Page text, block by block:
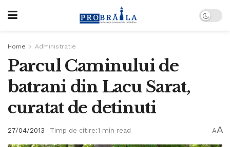
Home Administratie
Parcul Caminului de
batrani din Lacu Sarat,
curatat de detinuti
27/04/2013 Timp de citire:1 min read AA